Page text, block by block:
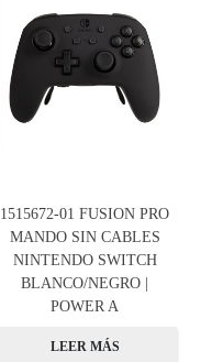
1515672-01 FUSION PRO
MANDO SIN CABLES
NINTENDO SWITCH
BLANCO/NEGRO |
POWER A
LEER MÁS